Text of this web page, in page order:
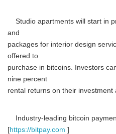
Studio apartments will start in
and
packages for interior design
offered to
purchase in bitcoins. Investors
nine percent
rental returns on their investment
Industry-leading bitcoin
[https://bitpay.com ]
Japanese